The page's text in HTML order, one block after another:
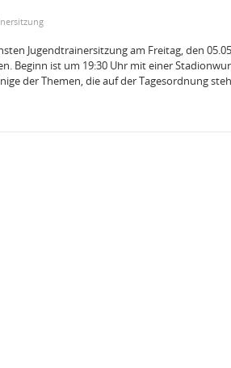
Jugendtrainersitzung am Freitag, den
Beginn ist um 19:30 Uhr mit einer
der Themen, die auf der Tagesordnung